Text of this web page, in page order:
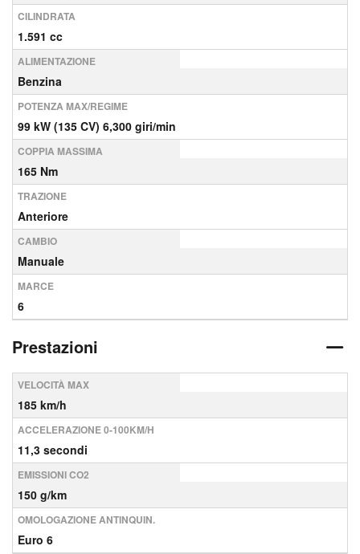
CILINDRATA
1.591 cc
ALIMENTAZIONE
Benzina
POTENZA MAX/REGIME
99 kW (135 CV) 6,300 giri/min
COPPIA MASSIMA
165 Nm
TRAZIONE
Anteriore
CAMBIO
Manuale
MARCE
6
Prestazioni
VELOCITÀ MAX
185 km/h
ACCELERAZIONE 0-100KM/H
11,3 secondi
EMISSIONI CO2
150 g/km
OMOLOGAZIONE ANTINQUIN.
Euro 6